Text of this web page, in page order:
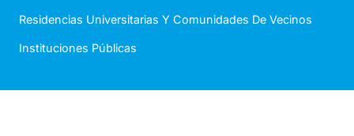
Residencias Universitarias Y Comunidades De Vecinos
Instituciones Públicas